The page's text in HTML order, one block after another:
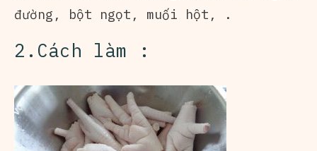
đường, bột ngọt, muối hột, .
2.Cách làm :